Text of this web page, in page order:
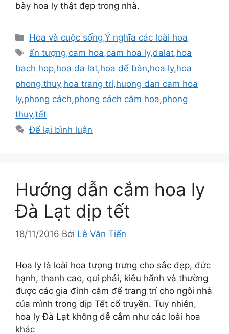
bày hoa ly thật đẹp trong nhà.
Danh
mục
Hoa và cuộc sống,Ý nghĩa các loài hoa
Thẻ
ấn tượng,cam hoa,cam hoa ly,dalat,hoa
bach hop,hoa da lat,hoa để bàn,hoa ly,hoa
phong thuy,hoa trang trí,huong dan cam hoa
ly,phong cách,phong cách cắm hoa,phong
thuy,tết
Để lại bình luận
Hướng dẫn cắm hoa ly
Đà Lạt dịp tết
18/11/2016 Bởi Lê Văn Tiến
Hoa ly là loài hoa tượng trưng cho sắc đẹp, đức
hạnh, thanh cao, quí phái, kiêu hãnh và thường
được các gia đình cắm để trang trí cho ngôi nhà
của mình trong dịp Tết cổ truyền. Tuy nhiên,
hoa ly Đà Lạt không dễ cắm như các loài hoa
khác